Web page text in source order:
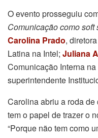
O evento prosseguiu
Comunicação como
Carolina Prado,
Latina na Intel; Juliana
Comunicação Interna
superintendente
Carolina abriu a roda
tem o papel de trazer o
“Porque não tem como